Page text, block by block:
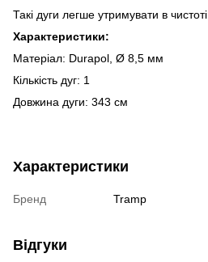
Такі дуги легше утримувати в чистоті.
Характеристики:
Матеріал: Durapol, Ø 8,5 мм
Кількість дуг: 1
Довжина дуги: 343 см
Характеристики
Бренд Tramp
Відгуки